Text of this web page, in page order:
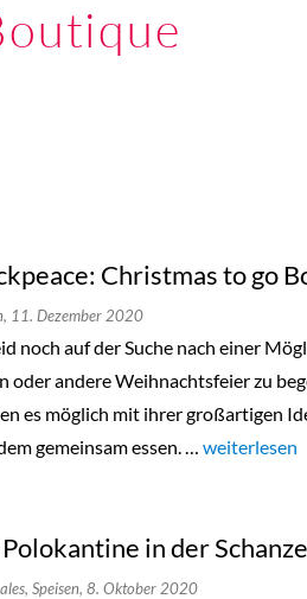
Christmas to go
11. Dezember 2020
noch auf der Suche nach einer
oder andere Weihnachtsfeier zu
es möglich mit ihrer großartigen
gemeinsam essen. … weiterlesen
in der Schanze
Speisen, 8. Oktober 2020